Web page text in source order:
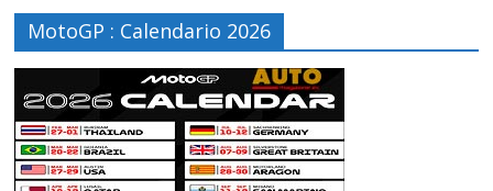
MotoGP : Calendario 2026